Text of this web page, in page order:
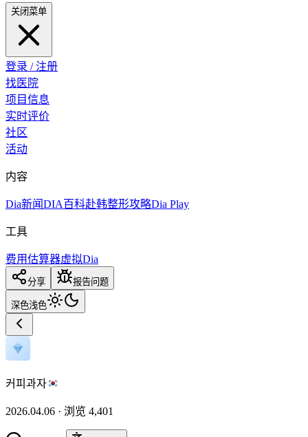
关闭菜单
登录 / 注册
找医院
项目信息
实时评价
社区
活动
内容
Dia新闻DIA百科赴韩整形攻略Dia Play
工具
费用估算器虚拟Dia
分享 报告问题
深色浅色
커피과자
2026.04.06 · 浏览 4,401